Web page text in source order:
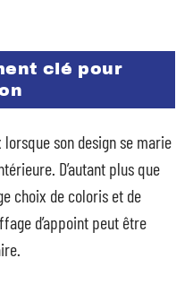
clé pour
son design se marie
D’autant plus que
choix de coloris et de
d’appoint peut être